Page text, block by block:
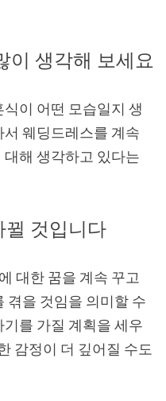
이 생각해 보세요
이 어떤 모습일지 생
웨딩드레스를 계속
해 생각하고 있다는
뀔 것입니다
대한 꿈을 계속 꾸고
겪을 것임을 의미할 수
를 가질 계획을 세우
감정이 더 깊어질 수도